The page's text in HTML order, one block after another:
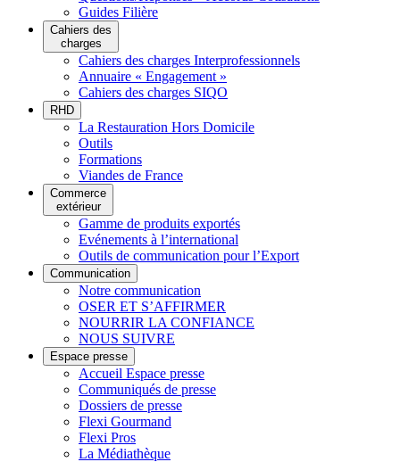
Guides Filière
Cahiers des
charges
Cahiers des charges Interprofessionnels
Annuaire « Engagement »
Cahiers des charges SIQO
RHD
La Restauration Hors Domicile
Outils
Formations
Viandes de France
Commerce
extérieur
Gamme de produits exportés
Evénements à l’international
Outils de communication pour l’Export
Communication
Notre communication
OSER ET S’AFFIRMER
NOURRIR LA CONFIANCE
NOUS SUIVRE
Espace presse
Accueil Espace presse
Communiqués de presse
Dossiers de presse
Flexi Gourmand
Flexi Pros
La Médiathèque